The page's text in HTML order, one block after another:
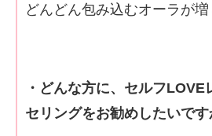
どんどん包み込むオーラが増
・どんな方に、セルフLOVE
セリングをお勧めしたいです